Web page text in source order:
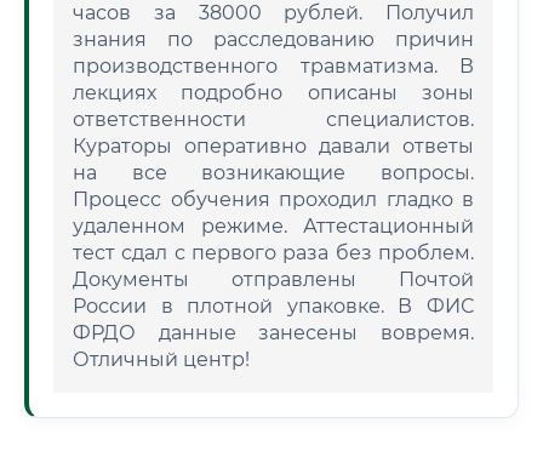
часов за 38000 рублей. Получил
знания по расследованию причин
производственного травматизма. В
лекциях подробно описаны зоны
ответственности специалистов.
Кураторы оперативно давали ответы
на все возникающие вопросы.
Процесс обучения проходил гладко в
удаленном режиме. Аттестационный
тест сдал с первого раза без проблем.
Документы отправлены Почтой
России в плотной упаковке. В ФИС
ФРДО данные занесены вовремя.
Отличный центр!